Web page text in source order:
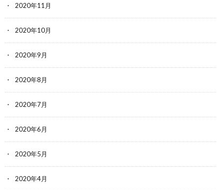
2020年11月
2020年10月
2020年9月
2020年8月
2020年7月
2020年6月
2020年5月
2020年4月